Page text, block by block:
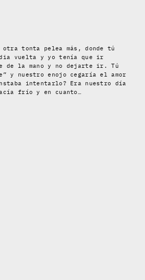
otra tonta pelea más, donde tú
vuelta y yo tenía que ir
de la mano y no dejarte ir. Tú
y nuestro enojo cegaría el amor
intentarlo? Era nuestro día
frío y en cuanto…